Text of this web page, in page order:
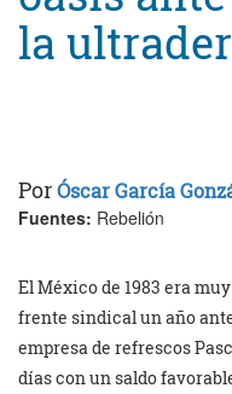
la
PorÓscar García
Fuentes: Rebelión
El México de 1983 era
frente sindical un año
empresa de refrescos
días con un saldo